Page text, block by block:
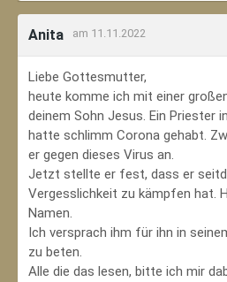
Anita am 11.11.2022
Liebe Gottesmutter,
heute komme ich mit einer
deinem Sohn Jesus. Ein Priester
hatte schlimm Corona gehabt.
er gegen dieses Virus an.
Jetzt stellte er fest, dass er
Vergesslichkeit zu kämpfen hat.
Namen.
Ich versprach ihm für ihn in
zu beten.
Alle die das lesen, bitte ich mir